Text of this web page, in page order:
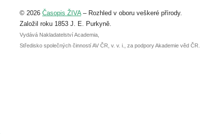
abstraktu přihlášené přednášky nebo
posteru je už 30. června.
© 2026 Časopis ŽIVA– Rozhled v oboru veškeré přírody.
Založil roku 1853 J. E. Purkyně.
Vydává Nakladatelství Academia,
Středisko společných činností AV ČR, v. v. i., za podpory Akademie věd ČR.